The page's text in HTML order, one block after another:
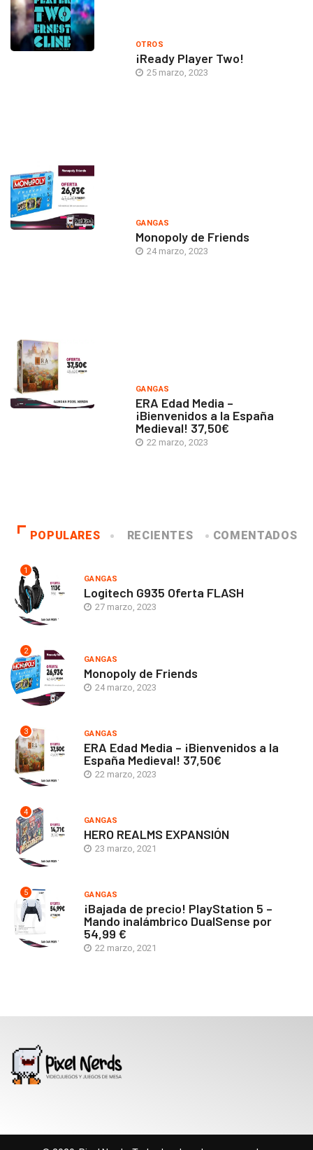
OTROS
¡Ready Player Two!
25 marzo, 2023
GANGAS
Monopoly de Friends
24 marzo, 2023
GANGAS
ERA Edad Media –
¡Bienvenidos a la España
Medieval! 37,50€
22 marzo, 2023
POPULARES RECIENTES COMENTADOS
1
GANGAS
Logitech G935 Oferta FLASH
27 marzo, 2023
2
GANGAS
Monopoly de Friends
24 marzo, 2023
3 GANGAS
ERA Edad Media – ¡Bienvenidos a la
España Medieval! 37,50€
22 marzo, 2023
4
GANGAS
HERO REALMS EXPANSIÓN
23 marzo, 2021
5 GANGAS
¡Bajada de precio! PlayStation 5 –
Mando inalámbrico DualSense por
54,99 €
22 marzo, 2021